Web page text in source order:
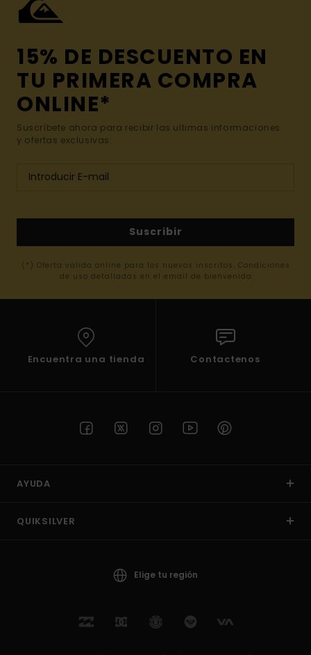
15% DE DESCUENTO EN
TU PRIMERA COMPRA
ONLINE*
Suscríbete ahora para recibir las ultimas informaciones
y ofertas exclusivas.
Suscribir
(*) Oferta valida online para los nuevos inscritos. Condiciones
de uso detalladas en el email de bienvenida
Encuentra una tienda Contactenos
AYUDA
QUIKSILVER
Elige tu región